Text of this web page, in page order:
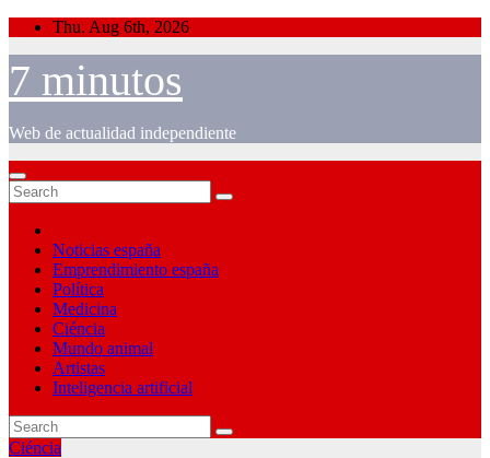
Skip
content
Thu. Aug 6th, 2026
7 minutos
Web de actualidad independiente
Noticias españa
Emprendimiento españa
Política
Medicina
Ciéncia
Mundo animal
Artistas
Inteligencia artificial
Ciéncia